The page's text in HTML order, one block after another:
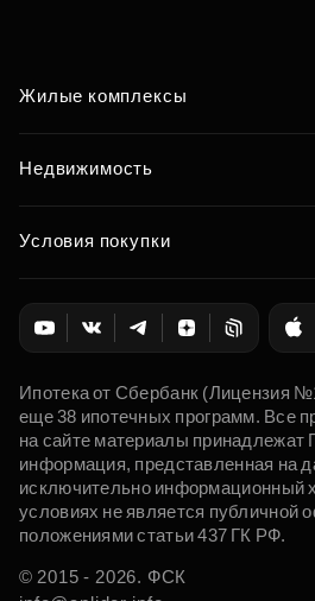
Жилые комплексы
Недвижимость
Условия покупки
Ипотека от Сбербанк (Лицензия
еще 38 ипотечных программ. Все
на сайте материалы
информация, представленная на
исключительно информационный
условиях не является публичной
положениями статьи 437 ГК РФ.
© 2015 - 2026. ФСК